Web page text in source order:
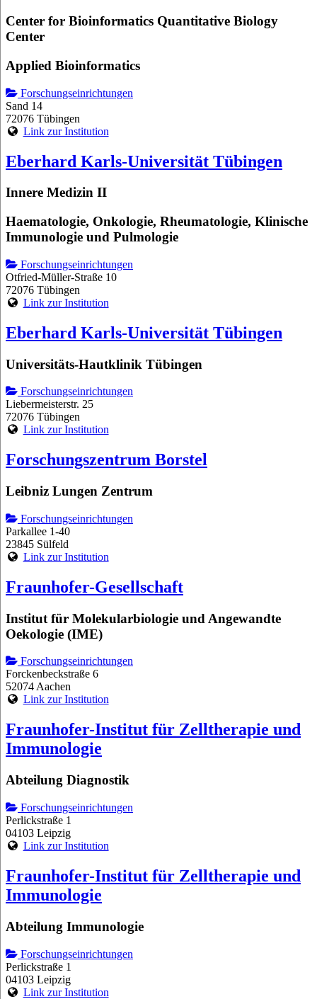
Center for Bioinformatics Quantitative Biology
Center
Applied Bioinformatics
Forschungseinrichtungen
Sand 14
72076 Tübingen
Link zur Institution
Eberhard Karls-Universität Tübingen
Innere Medizin II
Haematologie, Onkologie, Rheumatologie, Klinische
Immunologie und Pulmologie
Forschungseinrichtungen
Otfried-Müller-Straße 10
72076 Tübingen
Link zur Institution
Eberhard Karls-Universität Tübingen
Universitäts-Hautklinik Tübingen
Forschungseinrichtungen
Liebermeisterstr. 25
72076 Tübingen
Link zur Institution
Forschungszentrum Borstel
Leibniz Lungen Zentrum
Forschungseinrichtungen
Parkallee 1-40
23845 Sülfeld
Link zur Institution
Fraunhofer-Gesellschaft
Institut für Molekularbiologie und Angewandte
Oekologie (IME)
Forschungseinrichtungen
Forckenbeckstraße 6
52074 Aachen
Link zur Institution
Fraunhofer-Institut für Zelltherapie und
Immunologie
Abteilung Diagnostik
Forschungseinrichtungen
Perlickstraße 1
04103 Leipzig
Link zur Institution
Fraunhofer-Institut für Zelltherapie und
Immunologie
Abteilung Immunologie
Forschungseinrichtungen
Perlickstraße 1
04103 Leipzig
Link zur Institution